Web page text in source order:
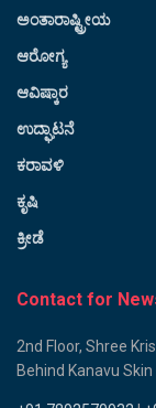
ಅಂತಾರಾಷ್ಟ್ರೀಯ
ಆರೋಗ್ಯ
ಆವಿಷ್ಕಾರ
ಉದ್ಘಾಟನೆ
ಕರಾವಳಿ
ಕೃಷಿ
ಕ್ರೀಡೆ
Contact for
2nd Floor, Shree
Behind Kanavu